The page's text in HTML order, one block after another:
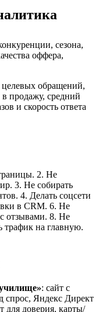
сезона,
оффера,
целевых обращений,
продажу, средний
и скорость ответа
2. Не
3. Не собирать
4. Делать соцсети
в CRM. 6. Не
с отзывами. 8. Не
трафик на главную.
: сайт с
спрос, Яндекс Директ
для доверия, карты/